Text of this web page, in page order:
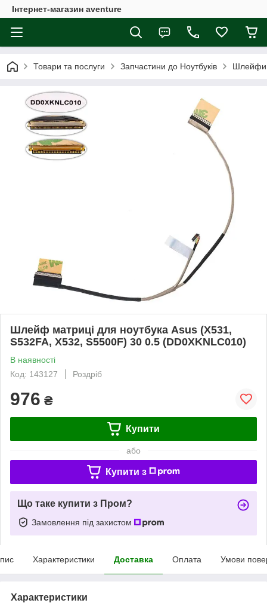
Інтернет-магазин aventure
Товари та послуги Запчастини до Ноутбуків Шлейфи
Шлейф матриці для ноутбука Asus (X531,
S532FA, X532, S5500F) 30 0.5 (DD0XKNLC010)
В наявності
Код: 143127
Роздріб
976 ₴
Купити
або
Купити з
Що таке купити з Пром?
Замовлення під захистом
Характеристики Доставка Оплата Умови
Характеристики